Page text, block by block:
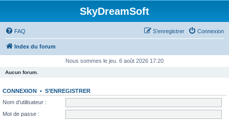
SkyDreamSoft
FAQ Connexion
S’enregistrer
Index du forum
Nous sommes le jeu. 6 août 2026 17:20
Aucun forum.
CONNEXION • S’ENREGISTRER
Nom d’utilisateur :
Mot de passe :